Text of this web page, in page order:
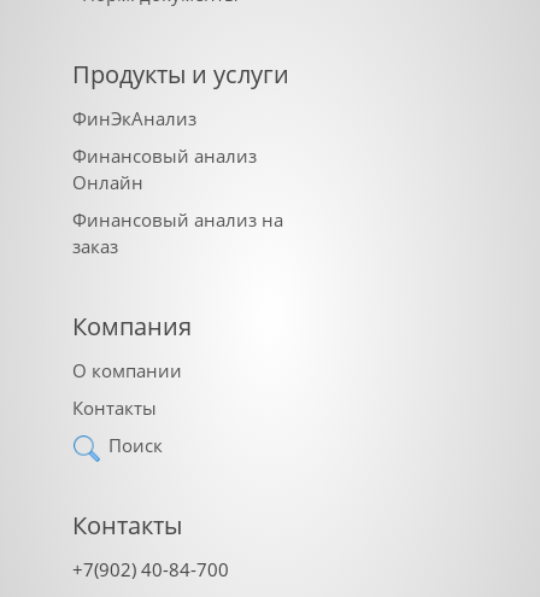
Продукты и услуги
ФинЭкАнализ
Финансовый анализ
Онлайн
Финансовый анализ на
заказ
Компания
О компании
Контакты
Поиск
Контакты
+7(902) 40-84-700